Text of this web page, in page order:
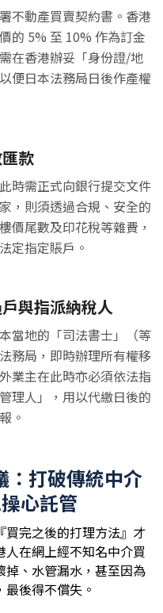
不動產買賣契約書。香港
的 5% 至 10% 作為訂金
在香港辦妥「身份證/地
便日本法務局日後作產權
款
時需正式向銀行提交文件
，則須透過合規、安全的
價尾數及印花稅等雜費，
定指定賬戶。
與指派納稅人
當地的「司法書士」（等
務局，即時辦理所有權移
業主在此時亦必須依法指
理人」，用以代繳日後的
。
：打破傳統中介
心託管
買完之後的打理方法』才
在網上經不知名中介買
掉、水管漏水，甚至因為
後得不償失。